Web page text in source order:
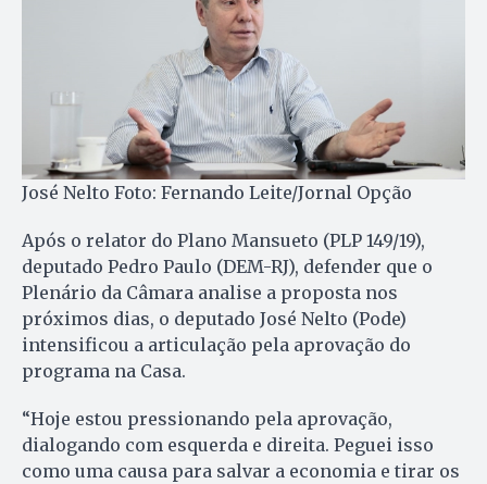
José Nelto Foto: Fernando Leite/Jornal Opção
Após o relator do Plano Mansueto (PLP 149/19),
deputado Pedro Paulo (DEM-RJ), defender que o
Plenário da Câmara analise a proposta nos
próximos dias, o deputado José Nelto (Pode)
intensificou a articulação pela aprovação do
programa na Casa.
“Hoje estou pressionando pela aprovação,
dialogando com esquerda e direita. Peguei isso
como uma causa para salvar a economia e tirar os